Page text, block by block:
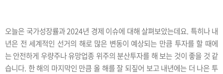
오늘은 국가성장률과 2024년 경제 이슈에 대해 살펴보았는데요. 특히나 내
년은 전 세계적인 선거의 해로 많은 변동이 예상되는 만큼 투자를 할 때에
는 안전하게 우량주나 유망업종 위주의 분산투자를 해 보는 것이 좋을 것 같
습니다. 한 해의 마지막인 만큼 올 해를 잘 되짚어 보고 내년에는 더 나은 투